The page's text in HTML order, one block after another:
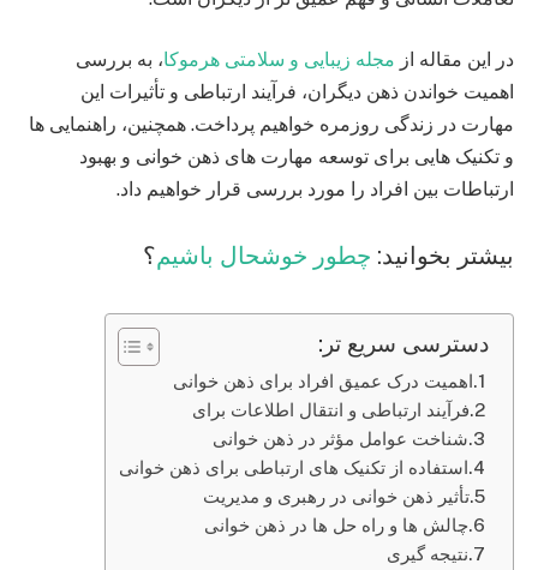
در این مقاله از مجله زیبایی و سلامتی هرموکا، به بررسی
اهمیت خواندن ذهن دیگران، فرآیند ارتباطی و تأثیرات این
مهارت در زندگی روزمره خواهیم پرداخت. همچنین، راهنمایی‌ ها
و تکنیک‌ هایی برای توسعه مهارت‌ های ذهن‌ خوانی و بهبود
ارتباطات بین افراد را مورد بررسی قرار خواهیم داد.
بیشتر بخوانید: چطور خوشحال باشیم؟
دسترسی سریع تر:
اهمیت درک عمیق افراد برای ذهن خوانی
فرآیند ارتباطی و انتقال اطلاعات برای
شناخت عوامل مؤثر در ذهن خوانی
استفاده از تکنیک‌ های ارتباطی برای ذهن خوانی
تأثیر ذهن خوانی در رهبری و مدیریت
چالش‌ ها و راه‌ حل‌ ها در ذهن خوانی
نتیجه‌ گیری